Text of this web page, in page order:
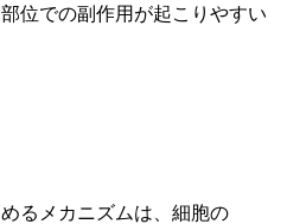
位での副作用が起こりやすい
るメカニズムは、細胞の